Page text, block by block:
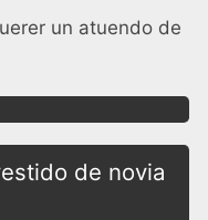
un atuendo de
de novia